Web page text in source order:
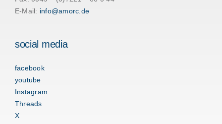
E-Mail: info@amorc.de
social media
facebook
youtube
Instagram
Threads
X